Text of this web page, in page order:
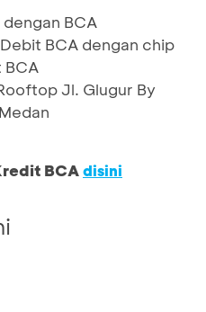
BCA
BCA dengan chip
BCA
Jl. Glugur By
BCAdisini